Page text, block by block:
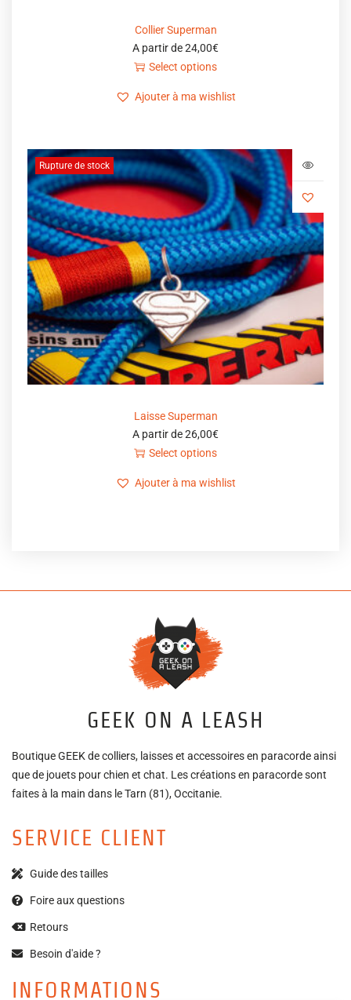
Collier Superman
A partir de24,00€
Select options
Ajouter à ma wishlist
Rupture de stock
Laisse Superman
A partir de26,00€
Select options
Ajouter à ma wishlist
GEEK ON A LEASH
Boutique GEEK de colliers, laisses et accessoires en paracorde ainsi
que de jouets pour chien et chat. Les créations en paracorde sont
faites à la main dans le Tarn (81), Occitanie.
SERVICE CLIENT
Guide des tailles
Foire aux questions
Retours
Besoin d'aide ?
INFORMATIONS